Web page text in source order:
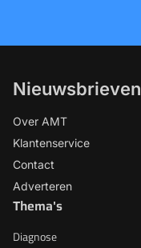
Nieuwsbrieven
Over AMT
Klantenservice
Contact
Adverteren
Thema's
Diagnose